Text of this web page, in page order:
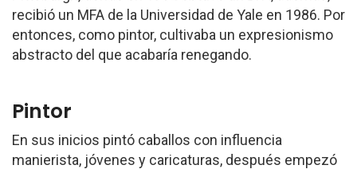
recibió un MFA de la Universidad de Yale en 1986. Por
entonces, como pintor, cultivaba un expresionismo
abstracto del que acabaría renegando.
Pintor
En sus inicios pintó caballos con influencia
manierista, jóvenes y caricaturas, después empezó